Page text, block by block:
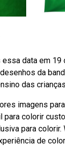
data em 19
da
das
imagens
para colorir
para
de